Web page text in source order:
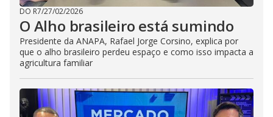
DO R7/27/02/2026
O Alho brasileiro está sumindo
Presidente da ANAPA, Rafael Jorge Corsino, explica por
que o alho brasileiro perdeu espaço e como isso impacta a
agricultura familiar